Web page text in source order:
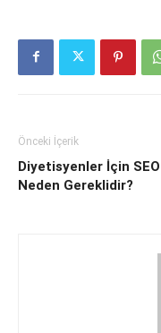
Önceki İçerik
Diyetisyenler İçin SEO
Neden Gereklidir?